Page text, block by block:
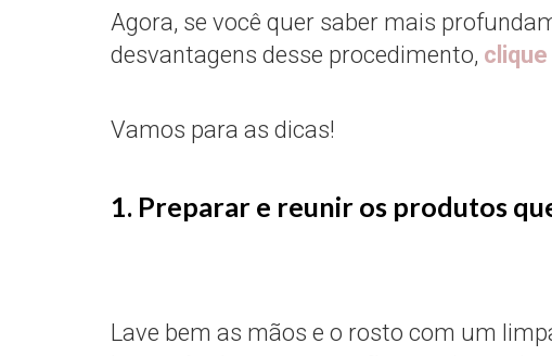
Agora, se você quer saber mais
desvantagens desse procedimento, clique
Vamos para as dicas!
1. Preparar e reunir os produtos
Lave bem as mãos e o rosto com um